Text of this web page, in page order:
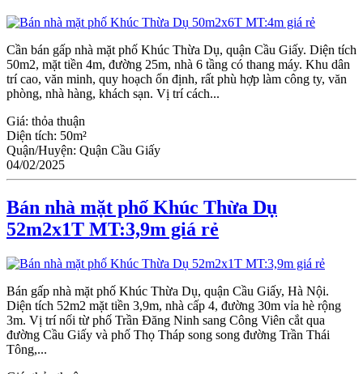
Cần bán gấp nhà mặt phố Khúc Thừa Dụ, quận Cầu Giấy. Diện tích
50m2, mặt tiền 4m, đường 25m, nhà 6 tầng có thang máy. Khu dân
trí cao, văn minh, quy hoạch ổn định, rất phù hợp làm công ty, văn
phòng, nhà hàng, khách sạn. Vị trí cách...
Giá: thỏa thuận
Diện tích: 50m²
Quận/Huyện: Quận Cầu Giấy
04/02/2025
Bán nhà mặt phố Khúc Thừa Dụ
52m2x1T MT:3,9m giá rẻ
Bán gấp nhà mặt phố Khúc Thừa Dụ, quận Cầu Giấy, Hà Nội.
Diện tích 52m2 mặt tiền 3,9m, nhà cấp 4, đường 30m vỉa hè rộng
3m. Vị trí nối từ phố Trần Đăng Ninh sang Công Viên cắt qua
đường Cầu Giấy và phố Thọ Tháp song song đường Trần Thái
Tông,...